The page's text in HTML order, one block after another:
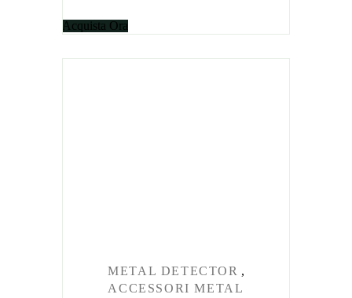
Acquista Ora
METAL DETECTOR ,
ACCESSORI METAL